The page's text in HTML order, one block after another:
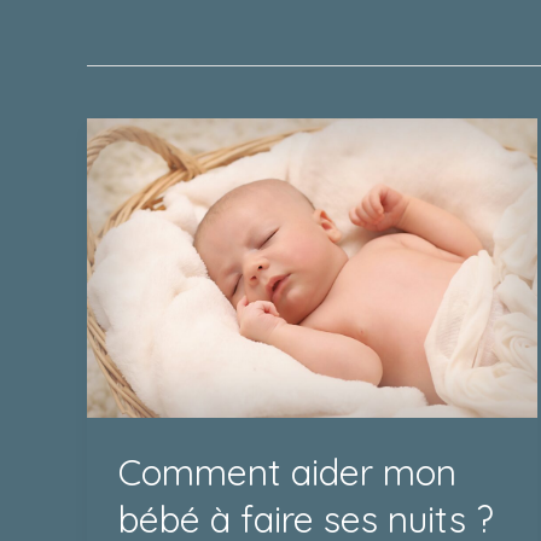
Comment aider mon
bébé à faire ses nuits ?
Comment
aider
mon
bébé
nuits
?